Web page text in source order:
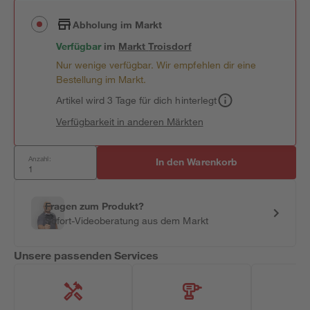
Abholung im Markt
Verfügbar im MarktTroisdorf
Nur wenige verfügbar. Wir empfehlen dir eine
Bestellung im Markt.
Artikel wird 3 Tage für dich hinterlegt
Verfügbarkeit in anderen Märkten
Anzahl: In den Warenkorb
Fragen zum Produkt?
Sofort-Videoberatung aus dem Markt
Unsere passenden Services